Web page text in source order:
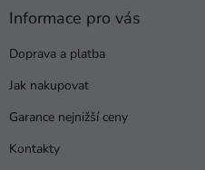
Informace pro vás
Doprava a platba
Jak nakupovat
Garance nejnižší ceny
Kontakty